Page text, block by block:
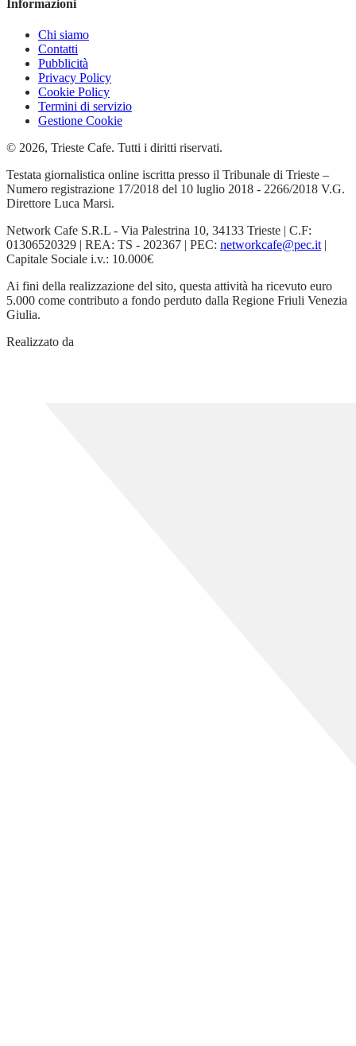
Informazioni
Chi siamo
Contatti
Pubblicità
Privacy Policy
Cookie Policy
Termini di servizio
Gestione Cookie
© 2026, Trieste Cafe. Tutti i diritti riservati.
Testata giornalistica online iscritta presso il Tribunale di Trieste –
Numero registrazione 17/2018 del 10 luglio 2018 - 2266/2018 V.G.
Direttore Luca Marsi.
Network Cafe S.R.L - Via Palestrina 10, 34133 Trieste | C.F:
01306520329 | REA: TS - 202367 | PEC: networkcafe@pec.it|
Capitale Sociale i.v.: 10.000€
Ai fini della realizzazione del sito, questa attività ha ricevuto euro
5.000 come contributo a fondo perduto dalla Regione Friuli Venezia
Giulia.
Realizzato da